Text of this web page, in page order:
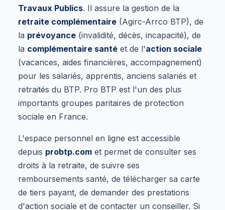
Travaux Publics. Il assure la gestion de la
retraite complémentaire (Agirc-Arrco BTP), de
la prévoyance (invalidité, décès, incapacité), de
la complémentaire santé et de l'action sociale
(vacances, aides financières, accompagnement)
pour les salariés, apprentis, anciens salariés et
retraités du BTP. Pro BTP est l'un des plus
importants groupes paritaires de protection
sociale en France.
L'espace personnel en ligne est accessible
depuis probtp.com et permet de consulter ses
droits à la retraite, de suivre ses
remboursements santé, de télécharger sa carte
de tiers payant, de demander des prestations
d'action sociale et de contacter un conseiller. Si